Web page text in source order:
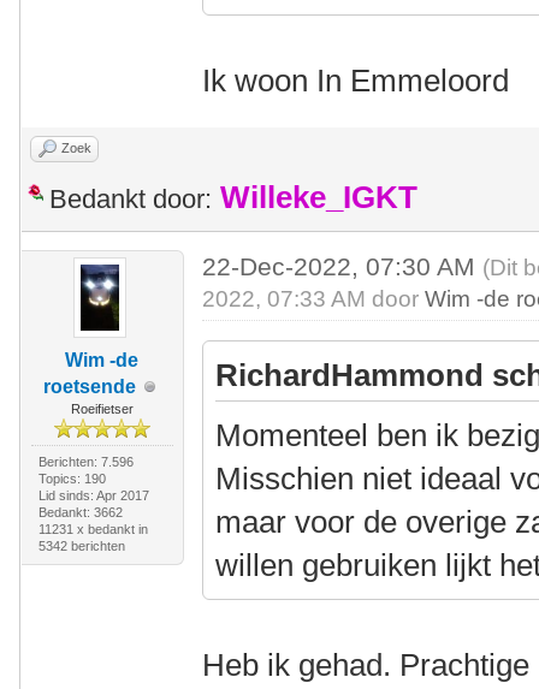
Ik woon In Emmeloord
Zoek
Bedankt door: Willeke_IGKT
Wim -de
roetsende
Roeifietser
Berichten: 7.596
Topics: 190
Lid sinds: Apr 2017
Bedankt: 3662
11231 x bedankt in
5342 berichten
22-Dec-2022, 07:30 AM (Dit
2022, 07:33 AM doorWim -de
RichardHammond
Momenteel ben ik
Misschien niet ideaal
maar voor de overige
willen gebruiken lijkt
Heb ik gehad.